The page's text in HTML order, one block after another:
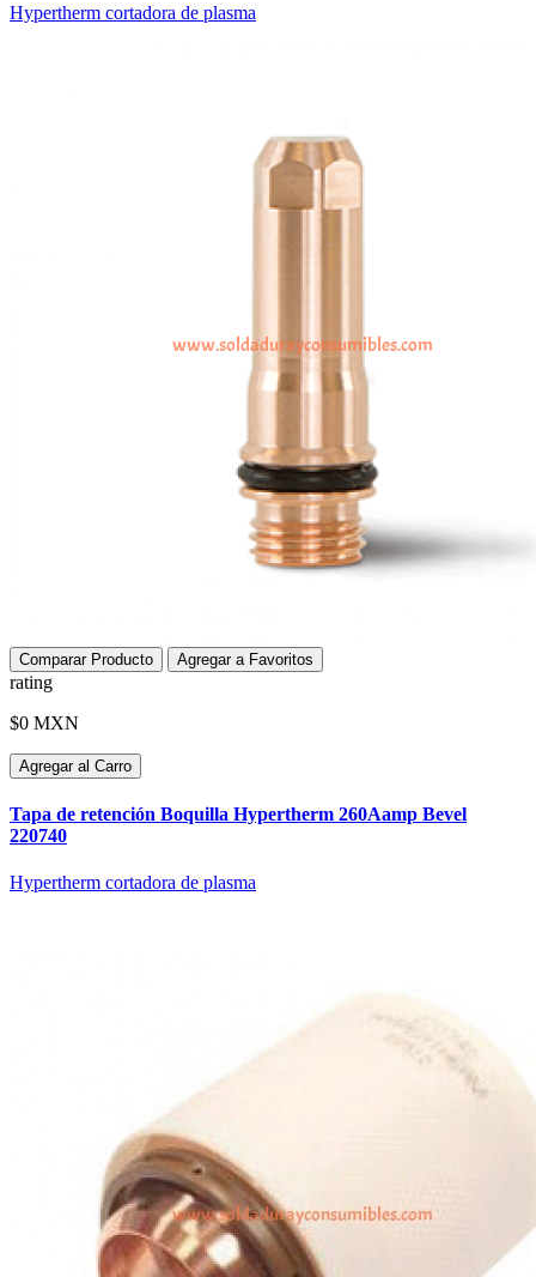
Hypertherm cortadora de plasma
Comparar Producto Agregar a Favoritos
rating
$0 MXN
Agregar al Carro
Tapa de retención Boquilla Hypertherm 260Aamp Bevel
220740
Hypertherm cortadora de plasma